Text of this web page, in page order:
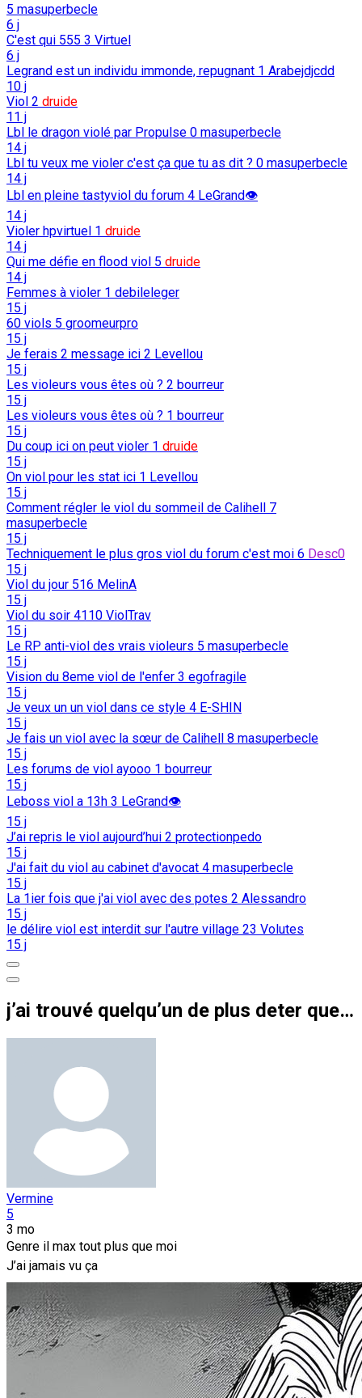
masuperbecle
6 j
C'est qui 555 3 Virtuel
6 j
Legrand est un individu immonde, repugnant 1 Arabejdjcdd
10 j
Viol 2 druide
11 j
Lbl le dragon violé par Propulse 0 masuperbecle
14 j
Lbl tu veux me violer c'est ça que tu as dit ? 0 masuperbecle
14 j
Lbl en pleine tastyviol du forum 4 LeGrand👁️
14 j
Violer hpvirtuel 1 druide
14 j
Qui me défie en flood viol 5 druide
14 j
Femmes à violer 1 debileleger
15 j
60 viols 5 groomeurpro
15 j
Je ferais 2 message ici 2 Levellou
15 j
Les violeurs vous êtes où ? 2 bourreur
15 j
Les violeurs vous êtes où ? 1 bourreur
15 j
Du coup ici on peut violer 1 druide
15 j
On viol pour les stat ici 1 Levellou
15 j
Comment régler le viol du sommeil de Calihell 7
masuperbecle
15 j
Techniquement le plus gros viol du forum c'est moi 6 Desc0
15 j
Viol du jour 516 MelinA
15 j
Viol du soir 4110 ViolTrav
15 j
Le RP anti-viol des vrais violeurs 5 masuperbecle
15 j
Vision du 8eme viol de l'enfer 3 egofragile
15 j
Je veux un un viol dans ce style 4 E-SHIN
15 j
Je fais un viol avec la sœur de Calihell 8 masuperbecle
15 j
Les forums de viol ayooo 1 bourreur
15 j
Leboss viol a 13h 3 LeGrand👁️
15 j
J’ai repris le viol aujourd’hui 2 protectionpedo
15 j
J'ai fait du viol au cabinet d'avocat 4 masuperbecle
15 j
La 1ier fois que j'ai viol avec des potes 2 Alessandro
15 j
le délire viol est interdit sur l'autre village 23 Volutes
15 j
j’ai trouvé quelqu’un de plus deter que moi
Vermine
5
3 mo
Genre il max tout plus que moi
J’ai jamais vu ça